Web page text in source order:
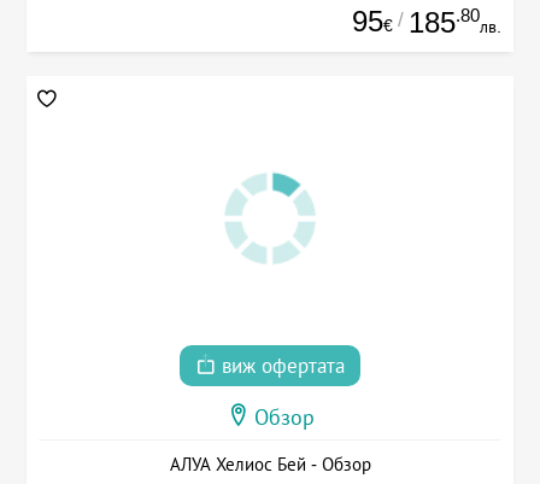
95€ / 185.80
лв.
виж офертата
Обзор
АЛУА Хелиос Бей - Обзор